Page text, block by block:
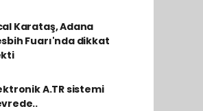
Karataş, Adana
Fuarı'nda dikkat
A.TR sistemi